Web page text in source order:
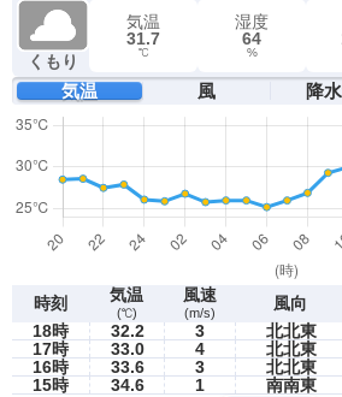
くもり
気温
31.7
℃
湿度
64
%
気温 風 降
時刻 気温
(℃)
風速
(m/s) 風向
18時 32.2 3 北北東
17時
33.0 4 北北東
16時
33.6 3 北北東
15時
34.6 1 南南東